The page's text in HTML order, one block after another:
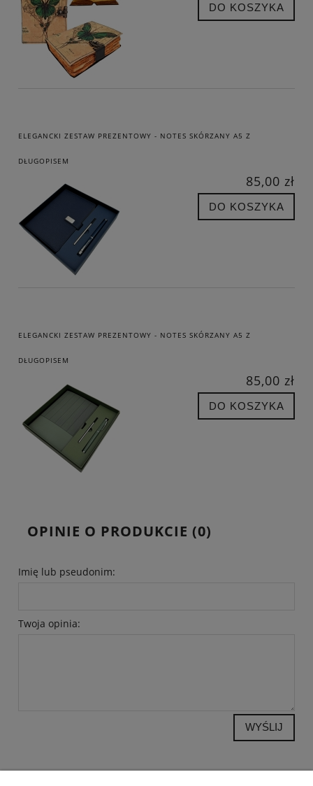
DO KOSZYKA
ELEGANCKI ZESTAW PREZENTOWY - NOTES SKÓRZANY A5 Z
DŁUGOPISEM
85,00 zł
DO KOSZYKA
ELEGANCKI ZESTAW PREZENTOWY - NOTES SKÓRZANY A5 Z
DŁUGOPISEM
85,00 zł
DO KOSZYKA
OPINIE O PRODUKCIE (0)
Imię lub pseudonim:
Twoja opinia:
WYŚLIJ